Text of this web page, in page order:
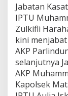
Jabatan
IPTU
Zulkifli
kini
AKP
selanjutnya
AKP
Kapolsek